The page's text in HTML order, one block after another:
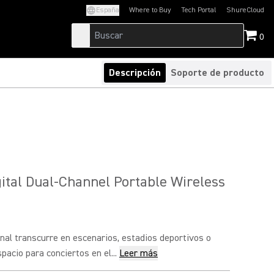
España Where to Buy Tech Portal
(Opens in a new tab)ShureCloud
(Opens in a new
0
Descripción Soporte de producto
Dual-Channel Portable Wireless
transcurre en escenarios, estadios deportivos o
para conciertos en el... Leer más